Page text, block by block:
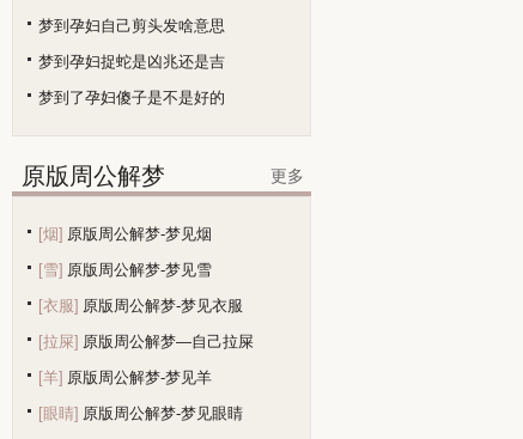
梦到孕妇自己剪头发啥意思
梦到孕妇捉蛇是凶兆还是吉
梦到了孕妇傻子是不是好的
原版周公解梦 更多
[烟] 原版周公解梦-梦见烟
[雪] 原版周公解梦-梦见雪
[衣服] 原版周公解梦-梦见衣服
[拉屎] 原版周公解梦—自己拉屎
[羊] 原版周公解梦-梦见羊
[眼睛] 原版周公解梦-梦见眼睛